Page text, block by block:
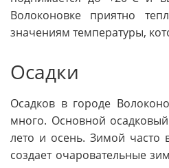
Волоконовке приятно
значениям температуры,
Осадки
Осадков в городе
много. Основной
лето и осень. Зимой часто
создает очаровательные